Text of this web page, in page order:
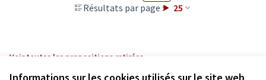
Résultats par page : 25
Voir toutes les propositions retirées